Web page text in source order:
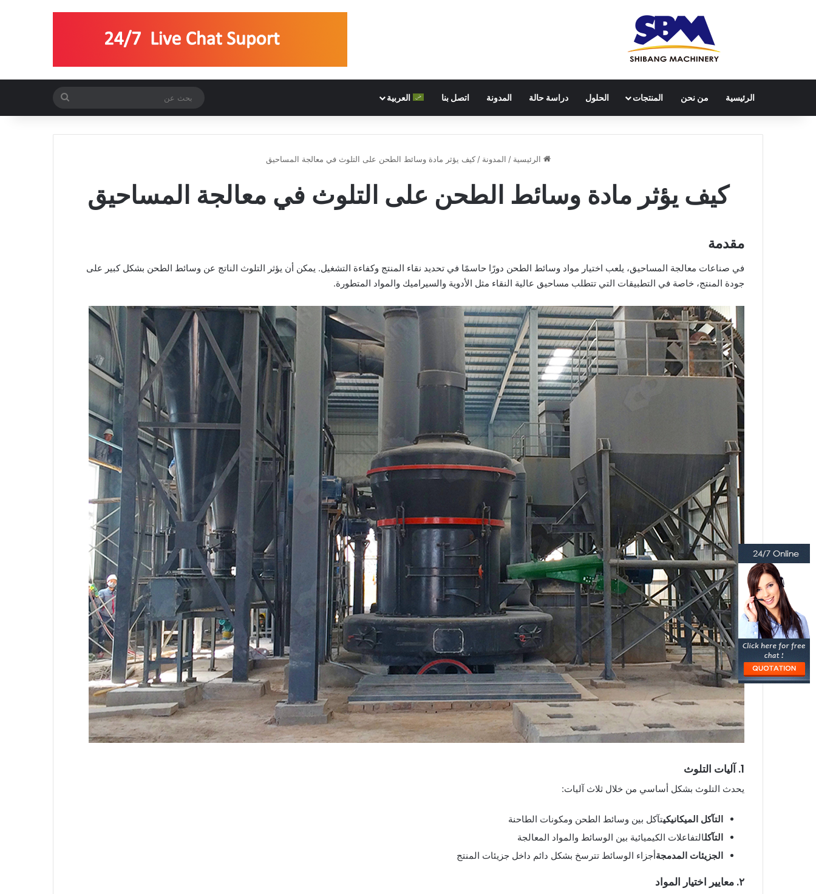
الرئيسية من نحن المنتجات الحلول دراسة حالة المدونة اتصل بنا العربية
عن
الرئيسية / المدونة / كيف يؤثر مادة وسائط الطحن على التلوث في معالجة المساحيق
كيف يؤثر مادة وسائط الطحن على التلوث في معالجة المساحيق
مقدمة
في صناعات معالجة المساحيق، يلعب اختيار مواد وسائط الطحن دورًا حاسمًا في تحديد نقاء المنتج وكفاءة التشغيل. يمكن أن يؤثر التلوث الناتج عن وسائط الطحن بشكل كبير على
جودة المنتج، خاصة في التطبيقات التي تتطلب مساحيق عالية النقاء مثل الأدوية والسيراميك والمواد المتطورة.
1. آليات التلوث
يحدث التلوث بشكل أساسي من خلال ثلاث آليات:
التآكل الميكانيكيتآكل بين وسائط الطحن ومكونات الطاحنة
التآكلالتفاعلات الكيميائية بين الوسائط والمواد المعالجة
الجزيئات المدمجةأجزاء الوسائط تترسخ بشكل دائم داخل جزيئات المنتج
٢. معايير اختيار المواد